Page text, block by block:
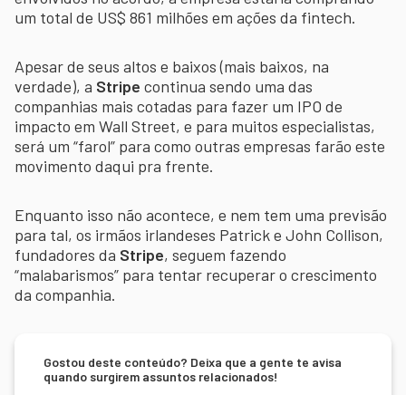
um total de US$ 861 milhões em ações da fintech.
Apesar de seus altos e baixos (mais baixos, na
verdade), a Stripe continua sendo uma das
companhias mais cotadas para fazer um IPO de
impacto em Wall Street, e para muitos especialistas,
será um “farol” para como outras empresas farão este
movimento daqui pra frente.
Enquanto isso não acontece, e nem tem uma previsão
para tal, os irmãos irlandeses Patrick e John Collison,
fundadores da Stripe, seguem fazendo
“malabarismos” para tentar recuperar o crescimento
da companhia.
Gostou deste conteúdo? Deixa que a gente te avisa
quando surgirem assuntos relacionados!